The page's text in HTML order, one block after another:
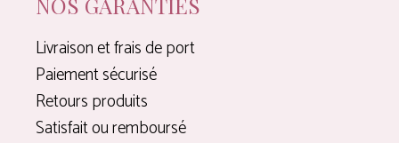
Livraison et frais de port
Paiement sécurisé
Retours produits
Satisfait ou remboursé